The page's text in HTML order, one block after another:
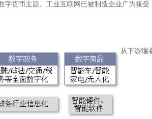
货币主题。工业互联网已被制造企业广为接受
从下游端